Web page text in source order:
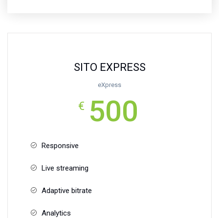
SITO EXPRESS
eXpress
€ 500
Responsive
Live streaming
Adaptive bitrate
Analytics